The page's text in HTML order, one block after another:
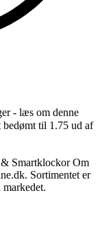
- læs om denne
til 1.75 ud af
Smartklockor Om
Sortimentet er